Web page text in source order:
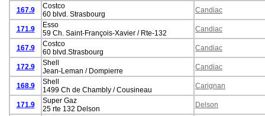
167.9
Costco
60 blvd. Strasbourg
Candiac
171.9
Esso
59 Ch. Saint-François-Xavier / Rte-132
Candiac
167.9
Costco
60 blvd.Strasbourg
Candiac
172.9
Shell
Jean-Leman / Dompierre
Candiac
168.9
Shell
1499 Ch de Chambly / Cousineau
Carignan
171.9
Super Gaz
25 rte 132 Delson
Delson